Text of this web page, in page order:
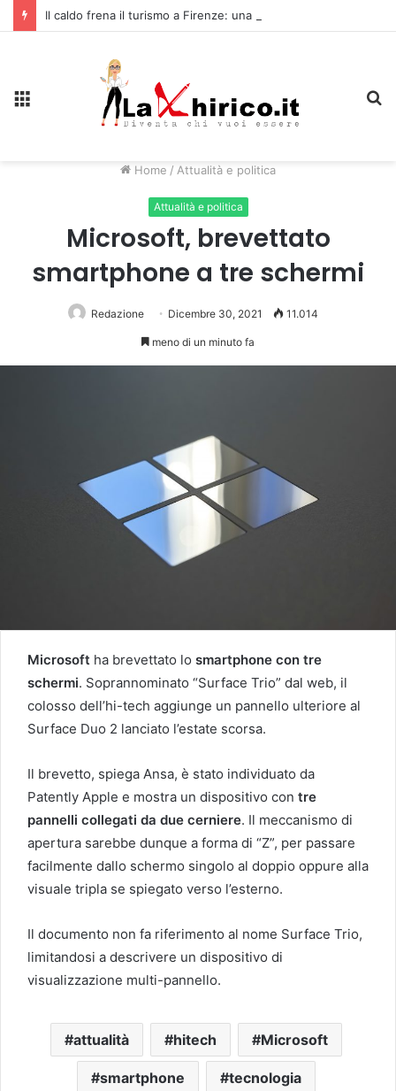
Home / Attualità e politica
Attualità e politica
Microsoft, brevettato
smartphone a tre schermi
Redazione Dicembre 30, 2021 11.014
meno di un minuto fa
Microsoft ha brevettato lo smartphone con tre
schermi. Soprannominato “Surface Trio” dal web, il
colosso dell’hi-tech aggiunge un pannello ulteriore al
Surface Duo 2 lanciato l’estate scorsa.
Il brevetto, spiega Ansa, è stato individuato da
Patently Apple e mostra un dispositivo con tre
pannelli collegati da due cerniere. Il meccanismo di
apertura sarebbe dunque a forma di “Z”, per passare
facilmente dallo schermo singolo al doppio oppure alla
visuale tripla se spiegato verso l’esterno.
Il documento non fa riferimento al nome Surface Trio,
limitandosi a descrivere un dispositivo di
visualizzazione multi-pannello.
attualità hitech Microsoft
smartphone tecnologia